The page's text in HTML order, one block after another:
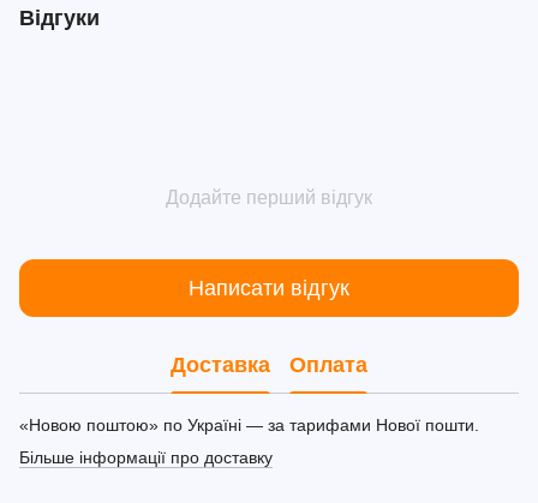
Відгуки
Додайте перший відгук
Написати відгук
Доставка Оплата
«Новою поштою» по Україні — за тарифами Нової пошти.
Більше інформації про доставку